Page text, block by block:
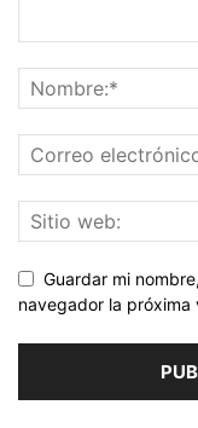
Guardar mi
navegador la próxima